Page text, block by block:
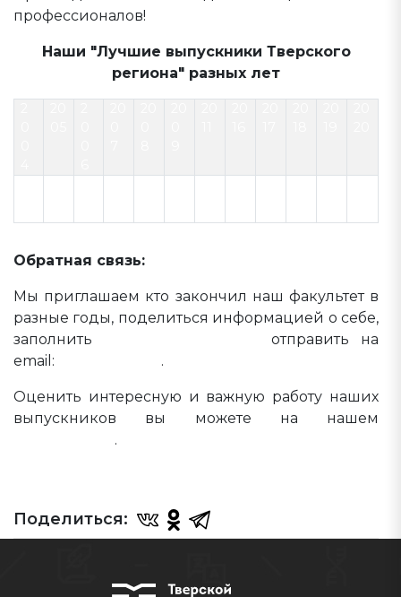
профессионалов!
Наши "Лучшие выпускники Тверского
региона" разных лет
Обратная связь:
Мы приглашаем кто закончил наш факультет в
разные годы, поделиться информацией о себе,
заполнить
отправить на
email:
.
Оценить интересную и важную работу наших
выпускников вы можете на нашем
.
Поделиться: